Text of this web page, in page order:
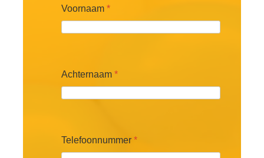
Voornaam *
Achternaam *
Telefoonnummer *